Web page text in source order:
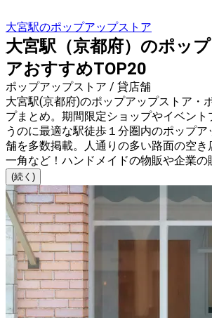
大宮駅のポップアップストア
大宮駅（京都府）のポッ
アおすすめTOP20
ポップアップストア / 貸店舗
大宮駅(京都府)のポップアップストア・
プまとめ。期間限定ショップやイベン
うのに最適な駅徒歩１分圏内のポップ
舗を多数掲載。人通りの多い路面の空
一角など！ハンドメイドの物販や企業の
(続く)